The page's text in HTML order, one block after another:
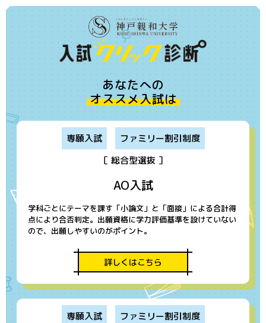
あなたへの
オススメ入試は
専願入試
ファミリー割引制度
［ 総合型選抜 ］
AO入試
学科ごとにテーマを課す「小論文」と「面接」による合計得
点により合否判定。出願資格に学力評価基準を設けていない
ので、出願しやすいのがポイント。
詳しくはこちら
専願入試
ファミリー割引制度